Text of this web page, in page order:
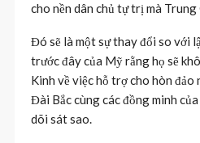
cho nền dân chủ tự trị mà
Đó sẽ là một sự thay đổi so với
trước đây của Mỹ rằng họ sẽ
Kinh về việc hỗ trợ cho hòn đảo
Đài Bắc cùng các đồng minh
dõi sát sao.